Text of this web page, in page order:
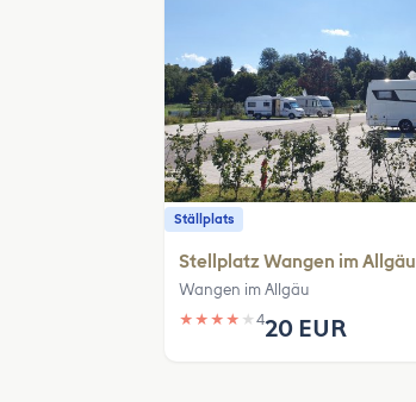
Ställplats
Stellplatz Wangen im Allgäu
Wangen im Allgäu
★ ★ ★ ★ ★ 420 EUR